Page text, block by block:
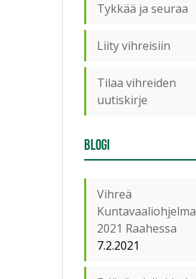
Tykkää ja seuraa
Liity vihreisiin
Tilaa vihreiden
uutiskirje
Blogi
Vihreä
Kuntavaaliohjelma
2021 Raahessa
7.2.2021